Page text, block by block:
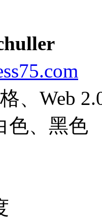
、Web
色、黑色